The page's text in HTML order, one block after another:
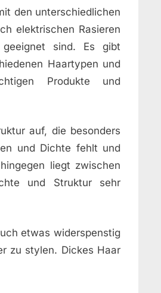
den unterschiedlichen
elektrischen Rasieren
sind. Es gibt
Haartypen und
Produkte und
auf, die besonders
und Dichte fehlt und
liegt zwischen
und Struktur sehr
etwas widerspenstig
zu stylen. Dickes Haar